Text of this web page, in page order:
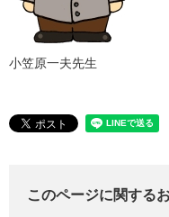
小笠原一夫先生
このページに関する